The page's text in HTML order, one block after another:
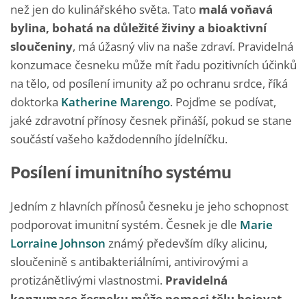
než jen do kulinářského světa. Tato malá voňavá
bylina, bohatá na důležité živiny a bioaktivní
sloučeniny, má úžasný vliv na naše zdraví. Pravidelná
konzumace česneku může mít řadu pozitivních účinků
na tělo, od posílení imunity až po ochranu srdce, říká
doktorka Katherine Marengo. Pojďme se podívat,
jaké zdravotní přínosy česnek přináší, pokud se stane
součástí vašeho každodenního jídelníčku.
Posílení imunitního systému
Jedním z hlavních přínosů česneku je jeho schopnost
podporovat imunitní systém. Česnek je dle Marie
Lorraine Johnson známý především díky alicinu,
sloučenině s antibakteriálními, antivirovými a
protizánětlivými vlastnostmi. Pravidelná